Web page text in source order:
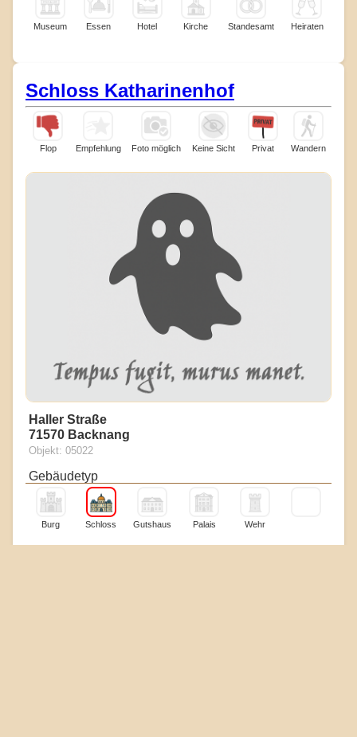
Museum Essen Hotel Kirche Standesamt Heiraten
Schloss Katharinenhof
Flop Empfehlung Foto möglich Keine Sicht Privat Wandern
Haller Straße
71570 Backnang
Objekt: 05022
Gebäudetyp
Burg Schloss Gutshaus Palais Wehr